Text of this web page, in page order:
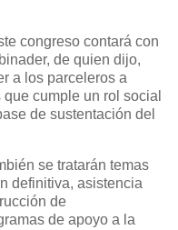
congreso contará con
de quien dijo,
a los parceleros a
cumple un rol social
de sustentación del
se tratarán temas
definitiva, asistencia
de
de apoyo a la